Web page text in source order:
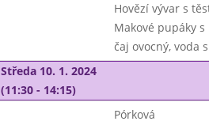
Hovězí vývar s
Makové pupáky
čaj ovocný, voda
Středa 10. 1. 2024
(11:30 - 14:15)
Pórková